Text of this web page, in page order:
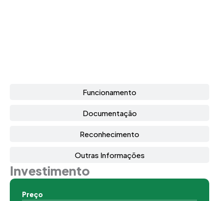
Funcionamento
Documentação
Reconhecimento
Outras Informações
Investimento
Preço